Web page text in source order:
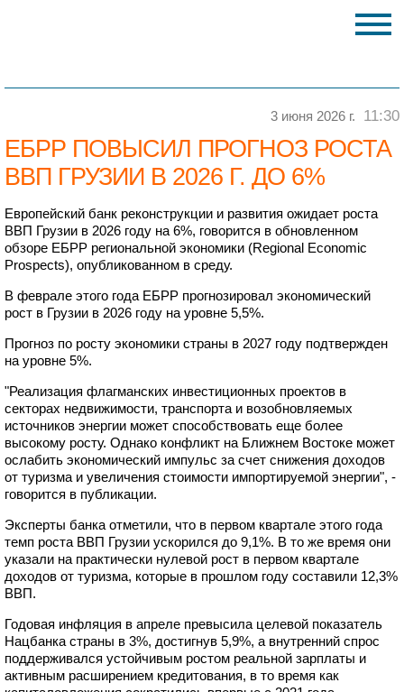
3 июня 2026 г. 11:30
ЕБРР ПОВЫСИЛ ПРОГНОЗ РОСТА
ВВП ГРУЗИИ В 2026 Г. ДО 6%
Европейский банк реконструкции и развития ожидает роста
ВВП Грузии в 2026 году на 6%, говорится в обновленном
обзоре ЕБРР региональной экономики (Regional Economic
Prospects), опубликованном в среду.
В феврале этого года ЕБРР прогнозировал экономический
рост в Грузии в 2026 году на уровне 5,5%.
Прогноз по росту экономики страны в 2027 году подтвержден
на уровне 5%.
"Реализация флагманских инвестиционных проектов в
секторах недвижимости, транспорта и возобновляемых
источников энергии может способствовать еще более
высокому росту. Однако конфликт на Ближнем Востоке может
ослабить экономический импульс за счет снижения доходов
от туризма и увеличения стоимости импортируемой энергии", -
говорится в публикации.
Эксперты банка отметили, что в первом квартале этого года
темп роста ВВП Грузии ускорился до 9,1%. В то же время они
указали на практически нулевой рост в первом квартале
доходов от туризма, которые в прошлом году составили 12,3%
ВВП.
Годовая инфляция в апреле превысила целевой показатель
Нацбанка страны в 3%, достигнув 5,9%, а внутренний спрос
поддерживался устойчивым ростом реальной зарплаты и
активным расширением кредитования, в то время как